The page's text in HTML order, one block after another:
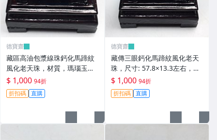
德寶齋
藏區高油包漿線珠鈣化馬蹄紋
風化老天珠，材質，瑪瑙玉
髓，尺寸：49.4×13左 天珠 瑪
瑙 硃砂【德寶齋】408
$ 1,000 94折
折扣碼 直購
德寶齋
藏傳三眼鈣化馬蹄紋風化老天
珠，尺寸: 57.8×13.3左右，材
質：瑪瑙，玉髓， 天珠 瑪瑙
硃砂【德寶齋】407
$ 1,000 94折
折扣碼 直購